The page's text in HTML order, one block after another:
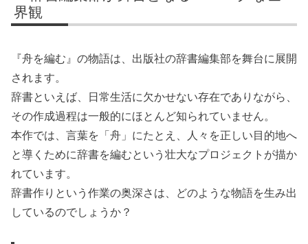
界観
『舟を編む』の物語は、出版社の辞書編集部を舞台に展開
されます。
辞書といえば、日常生活に欠かせない存在でありながら、
その作成過程は一般的にほとんど知られていません。
本作では、言葉を「舟」にたとえ、人々を正しい目的地へ
と導くために辞書を編むという壮大なプロジェクトが描か
れています。
辞書作りという作業の奥深さは、どのような物語を生み出
しているのでしょうか？